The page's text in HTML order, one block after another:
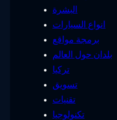
البشرة
انواع السيارات
برمجة مواقع
بلدان حول العالم
تركيا
تسويق
تقنيات
تكنولوجيا